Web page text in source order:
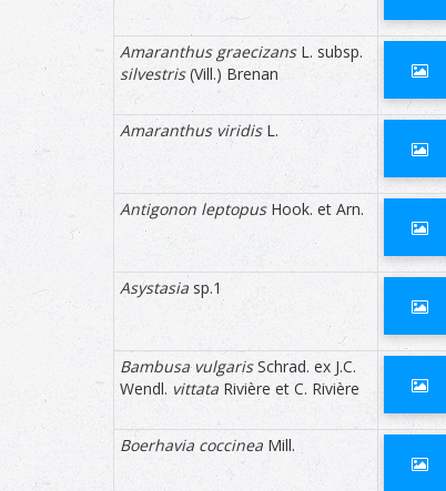
Menace îles Éparses
Amaranthus graecizansL. subsp.
silvestris(Vill.) Brenan
Amaranthus viridisL.
Antigonon leptopusHook. et Arn.
Asystasia sp.1
Bambusa vulgarisSchrad. ex J.C.
Wendl. vittata Rivière et C. Rivière
Boerhavia coccinea Mill.